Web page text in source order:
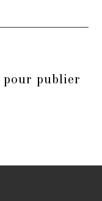
pour publier